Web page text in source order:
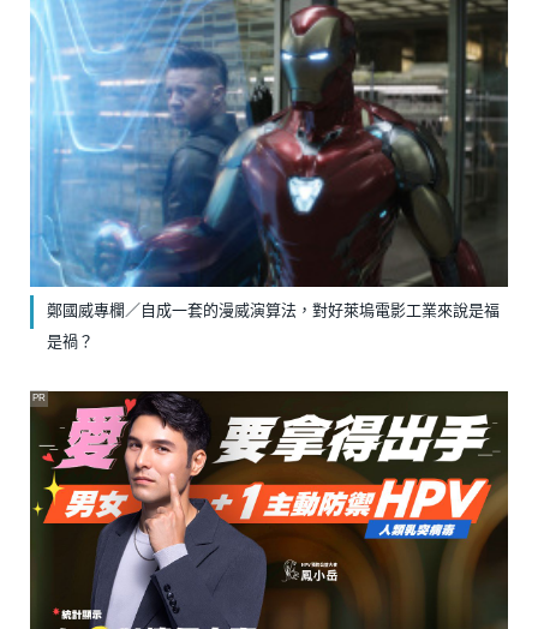
鄭國威專欄／自成一套的漫威演算法，對好萊塢電影工業來說是福
是禍？
PR